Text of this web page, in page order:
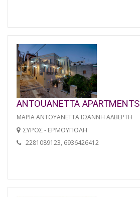
ANTOUANETTA APARTMENTS
ΜΑΡΙΑ ΑΝΤΟΥΑΝΕΤΤΑ ΙΩΑΝΝΗ ΑΛΒΕΡΤΗ
ΣΥΡΟΣ - ΕΡΜΟΥΠΟΛΗ
2281089123, 6936426412